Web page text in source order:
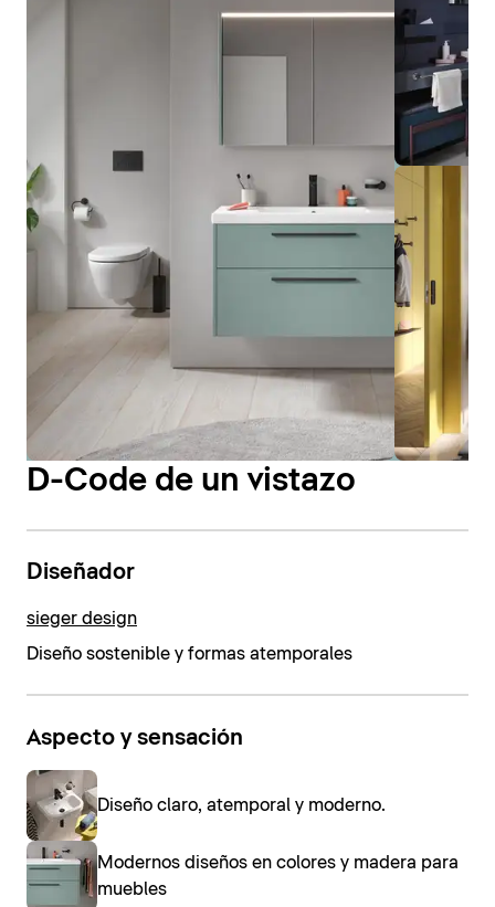
D-Code de un vistazo
Diseñador
sieger design
Diseño sostenible y formas atemporales
Aspecto y sensación
Diseño claro, atemporal y moderno.
Modernos diseños en colores y madera para
muebles